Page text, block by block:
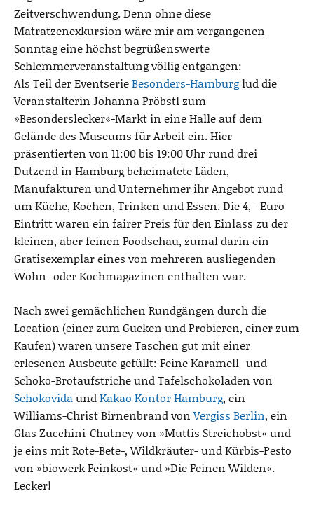
m
a
s
Zeitverschwendung. Denn ohne diese
Matratzenexkursion wäre mir am vergangenen
Sonntag eine höchst begrüßenswerte
Schlemmerveranstaltung völlig entgangen:
Als Teil der EventserieBesonders-Hamburglud die
Veranstalterin Johanna Pröbstl zum
»Besonderslecker«-Markt in eine Halle auf dem
Gelände des Museums für Arbeit ein. Hier
präsentierten von 11:00 bis 19:00 Uhr rund drei
Dutzend in Hamburg beheimatete Läden,
Manufakturen und Unternehmer ihr Angebot rund
um Küche, Kochen, Trinken und Essen. Die 4,– Euro
Eintritt waren ein fairer Preis für den Einlass zu der
kleinen, aber feinen Foodschau, zumal darin ein
Gratisexemplar eines von mehreren ausliegenden
Wohn- oder Kochmagazinen enthalten war.
Nach zwei gemächlichen Rundgängen durch die
Location (einer zum Gucken und Probieren, einer zum
Kaufen) waren unsere Taschen gut mit einer
erlesenen Ausbeute gefüllt: Feine Karamell- und
Schoko-Brotaufstriche und Tafelschokoladen von
SchokovidaundKakao Kontor Hamburg, ein
Williams-Christ Birnenbrand vonVergiss Berlin, ein
Glas Zucchini-Chutney von »Muttis Streichobst« und
je eins mit Rote-Bete-, Wildkräuter- und Kürbis-Pesto
von »biowerk Feinkost« und »Die Feinen Wilden«.
Lecker!